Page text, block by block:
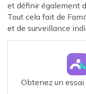
et définir également
Tout cela fait de
et de surveillance
Obtenez un essai